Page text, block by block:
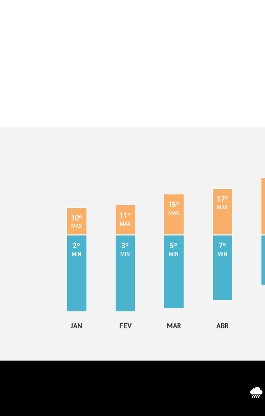
10º
MAX
2º
MIN
JAN
11º
MAX
3º
MIN
FEV
15º
MAX
5º
MIN
MAR
17º
MAX
7º
MIN
ABR